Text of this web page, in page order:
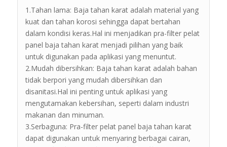
1.Tahan lama: Baja tahan karat adalah material yang
kuat dan tahan korosi sehingga dapat bertahan
dalam kondisi keras.Hal ini menjadikan pra-filter pelat
panel baja tahan karat menjadi pilihan yang baik
untuk digunakan pada aplikasi yang menuntut.
2.Mudah dibersihkan: Baja tahan karat adalah bahan
tidak berpori yang mudah dibersihkan dan
disanitasi.Hal ini penting untuk aplikasi yang
mengutamakan kebersihan, seperti dalam industri
makanan dan minuman.
3.Serbaguna: Pra-filter pelat panel baja tahan karat
dapat digunakan untuk menyaring berbagai cairan,